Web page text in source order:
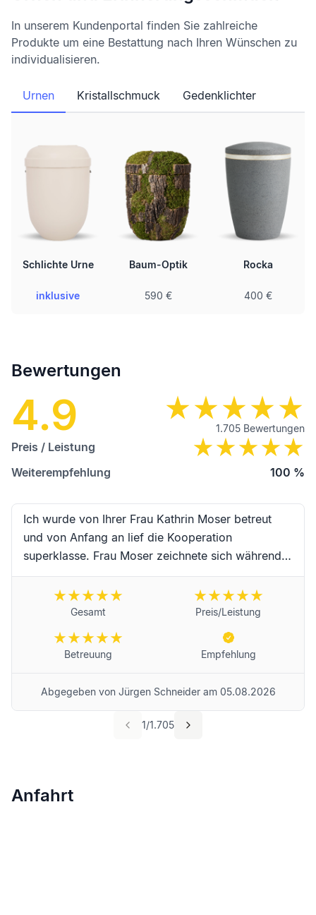
In unserem Kundenportal finden Sie zahlreiche
Produkte um eine Bestattung nach Ihren Wünschen zu
individualisieren.
Urnen Kristallschmuck Gedenklichter
Schlichte Urne
inklusive
Baum-Optik
590 €
Rocka
400 €
Bewertungen
4.9 1.705 Bewertungen
Preis / Leistung
Weiterempfehlung
100 %
1/1.705
Ich wurde von Ihrer Frau Kathrin Moser betreut
und von Anfang an lief die Kooperation
superklasse. Frau Moser zeichnete sich während
der Begleitung durch hervorragende Kompetenz,
erstklassige Zuverlässigkeit, Schnelligkeit und
absoluter Freundlichkeit sowie
Einfühlungsvermögen aus. Vielen Dank an Frau
Moser und das Team für die erstklassige
Zeit. Für Frau Moser und das Unternehmen
selbstredend weiterempfehlen! Beste Grüße aus
Gesamt Preis/Leistung
Betreuung Empfehlung
Abgegeben von Jürgen Schneideram 05.08.2026
Anfahrt